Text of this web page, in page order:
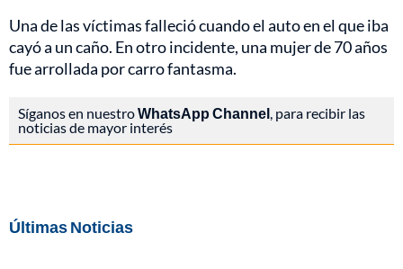
Una de las víctimas falleció cuando el auto en el que iba
cayó a un caño. En otro incidente, una mujer de 70 años
fue arrollada por carro fantasma.
Síganos en nuestroWhatsApp Channel , para recibir las
noticias de mayor interés
Últimas Noticias